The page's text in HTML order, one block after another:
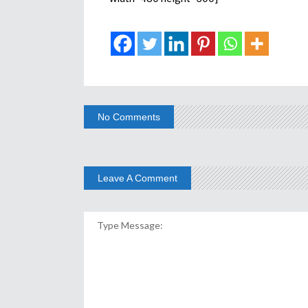
No Comments
Leave A Comment